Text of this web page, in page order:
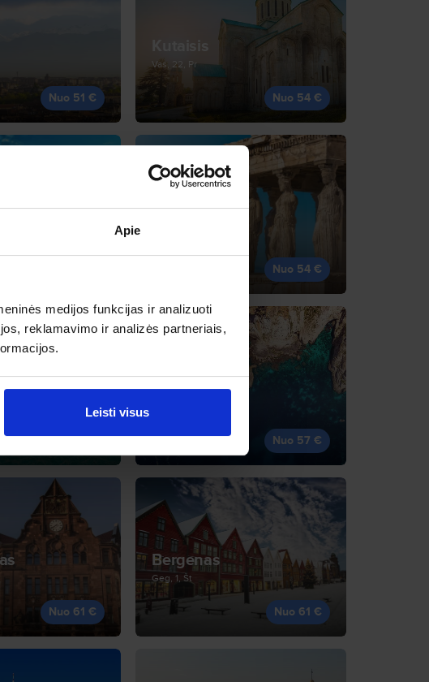
Apie
medijos funkcijas ir analizuoti
reklamavimo ir analizės partneriais,
Leisti visus
Nuo 51 €
Vas, 22, Pr
Nuo 54 €
Nuo 54 €
Nuo 54 €
Malta
Nuo 57 €
Nuo 61 €
Bergenas
Geg, 1, Št
Nuo 61 €